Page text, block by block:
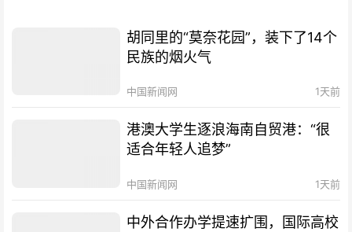
胡同里的“莫奈花园”，装下了14个
民族的烟火气
中国新闻网 1天前
港澳大学生逐浪海南自贸港：“很
适合年轻人追梦”
中国新闻网 1天前
中外合作办学提速扩围，国际高校